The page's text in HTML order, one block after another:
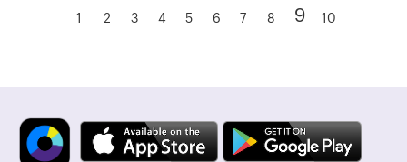
1 2 3 4 5 6 7 8 9 10